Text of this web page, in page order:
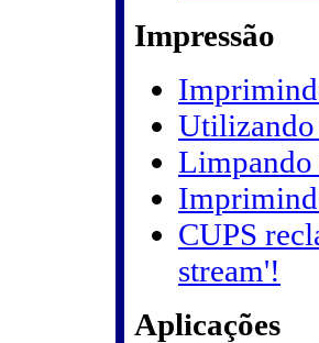
Impressão
Limpando
CUPS
stream'!
Aplicações